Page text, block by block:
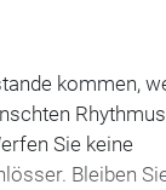
kommen,
Sie keine
Bleiben